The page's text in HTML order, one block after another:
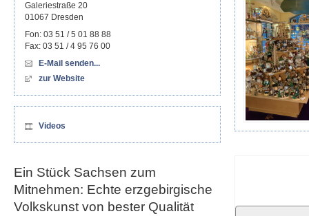
Galeriestraße 20
01067 Dresden
Fon: 03 51 / 5 01 88 88
Fax: 03 51 / 4 95 76 00
E-Mail senden...
zur Website
Videos
Ein Stück Sachsen zum
Mitnehmen: Echte erzgebirgische
Volkskunst von bester Qualität